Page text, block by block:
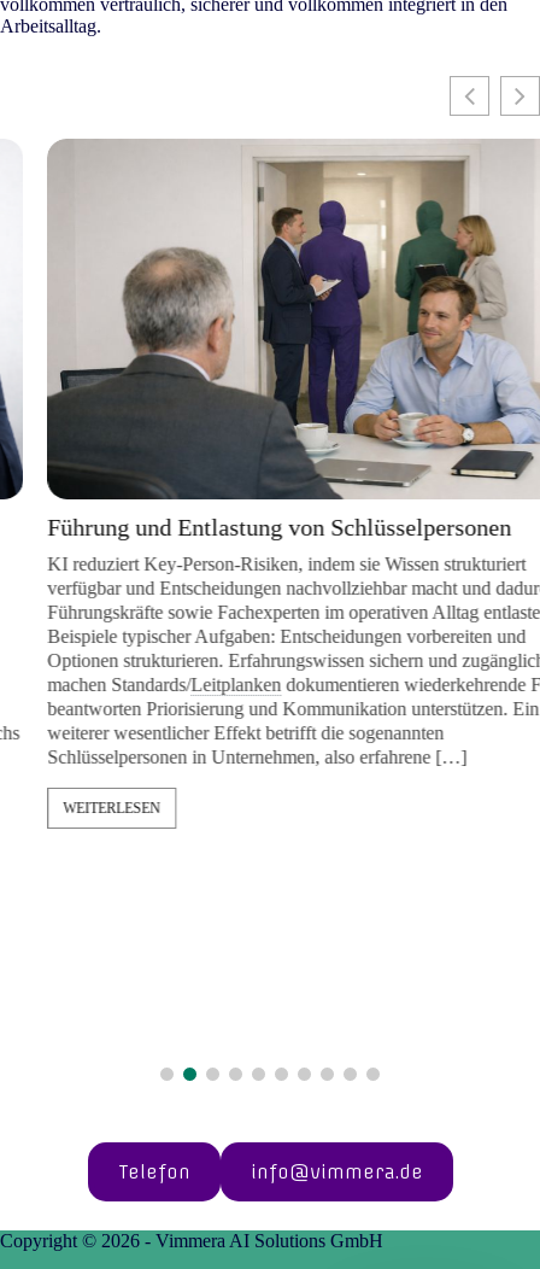
Arbeitsalltag.
Führung und Entlastung von Schlüsselpersonen
KI reduziert Key-Person-Risiken, indem sie Wissen strukturiert
verfügbar und Entscheidungen nachvollziehbar macht und dadurch
Führungskräfte sowie Fachexperten im operativen Alltag entlastet.
Beispiele typischer Aufgaben: Entscheidungen vorbereiten und
Optionen strukturieren. Erfahrungswissen sichern und zugänglich
machen Standards/Leitplankendokumentieren wiederkehrende
beantworten Priorisierung und Kommunikation unterstützen. Ein
weiterer wesentlicher Effekt betrifft die sogenannten
Schlüsselpersonen in Unternehmen, also erfahrene […]
WEITERLESEN
Telefon info@vimmera.de
Copyright © 2026 - Vimmera AI Solutions GmbH